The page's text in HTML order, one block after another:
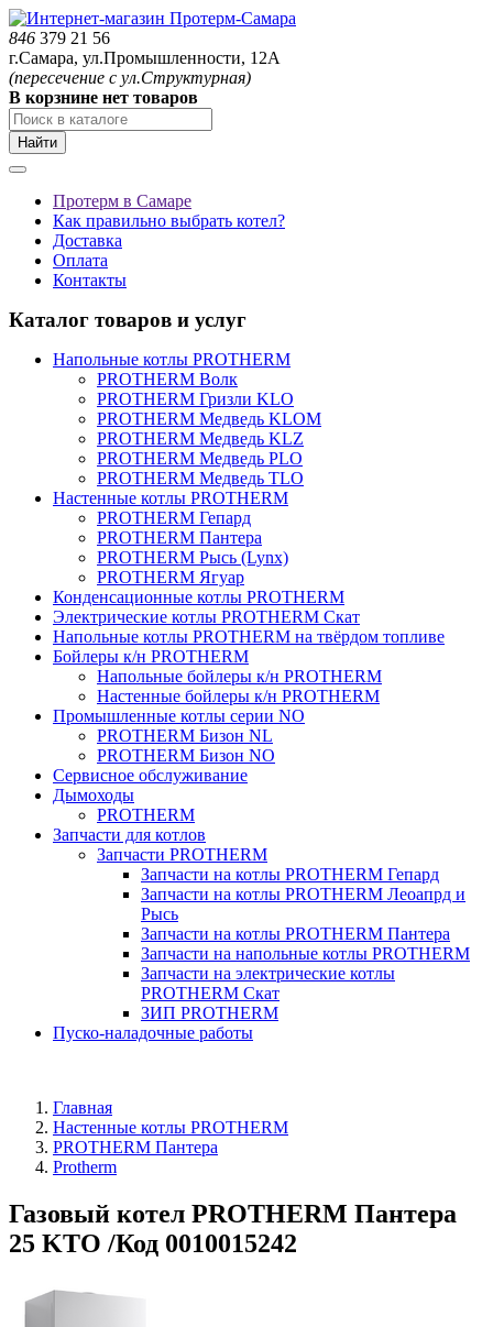
846 379 21 56
г.Самара, ул.Промышленности, 12А
(пересечение с ул.Структурная)
В корзнине нет товаров
Найти
Протерм в Самаре
Как правильно выбрать котел?
Доставка
Оплата
Контакты
Каталог товаров и услуг
Напольные котлы PROTHERM
PROTHERM Волк
PROTHERM Гризли KLO
PROTHERM Медведь KLOM
PROTHERM Медведь KLZ
PROTHERM Медведь PLO
PROTHERM Медведь TLO
Настенные котлы PROTHERM
PROTHERM Гепард
PROTHERM Пантера
PROTHERM Рысь (Lynx)
PROTHERM Ягуар
Конденсационные котлы PROTHERM
Электрические котлы PROTHERM Скат
Напольные котлы PROTHERM на твёрдом топливе
Бойлеры к/н PROTHERM
Напольные бойлеры к/н PROTHERM
Настенные бойлеры к/н PROTHERM
Промышленные котлы серии NO
PROTHERM Бизон NL
PROTHERM Бизон NO
Сервисное обслуживание
Дымоходы
PROTHERM
Запчасти для котлов
Запчасти PROTHERM
Запчасти на котлы PROTHERM Гепард
Запчасти на котлы PROTHERM Леоапрд и
Рысь
Запчасти на котлы PROTHERM Пантера
Запчасти на напольные котлы PROTHERM
Запчасти на электрические котлы
PROTHERM Скат
ЗИП PROTHERM
Пуско-наладочные работы
Главная
Настенные котлы PROTHERM
PROTHERM Пантера
Protherm
Газовый котел PROTHERM Пантера
25 KTО /Код 0010015242